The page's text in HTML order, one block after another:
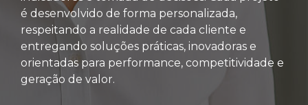
é desenvolvido de forma personalizada,
respeitando a realidade de cada cliente e
entregando soluções práticas, inovadoras e
orientadas para performance, competitividade e
geração de valor.